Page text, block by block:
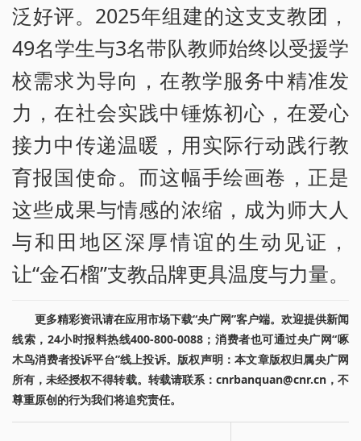
泛好评。2025年组建的这支支教团，
49名学生与3名带队教师始终以受援学
校需求为导向，在教学服务中精准发
力，在社会实践中锤炼初心，在爱心
接力中传递温暖，用实际行动践行教
育报国使命。而这幅手绘画卷，正是
这些成果与情感的浓缩，成为师大人
与和田地区深厚情谊的生动见证，
让“金石榴”支教品牌更具温度与力量。
更多精彩资讯请在应用市场下载“央广网”客户端。欢迎提供新闻
线索，24小时报料热线400-800-0088；消费者也可通过央广网“啄
木鸟消费者投诉平台”线上投诉。版权声明：本文章版权归属央广网
所有，未经授权不得转载。转载请联系：cnrbanquan@cnr.cn，不
尊重原创的行为我们将追究责任。